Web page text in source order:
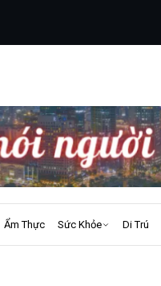
Ẩm Thực Sức Khỏe Di Trú